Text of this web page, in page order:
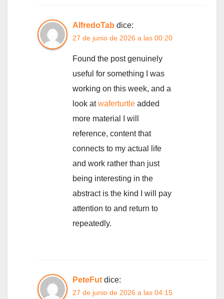
AlfredoTab dice:
27 de junio de 2026 a las 00:20
Found the post genuinely
useful for something I was
working on this week, and a
look atwaferturtle added
more material I will
reference, content that
connects to my actual life
and work rather than just
being interesting in the
abstract is the kind I will pay
attention to and return to
repeatedly.
PeteFut dice:
27 de junio de 2026 a las 04:15